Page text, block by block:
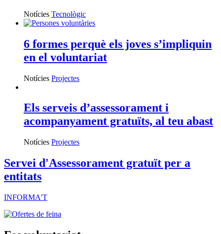
Notícies Tecnològic
6 formes perquè els joves s’impliquin
en el voluntariat
Notícies Projectes
Els serveis d’assessorament i
acompanyament gratuïts, al teu abast
Notícies Projectes
Servei d'Assessorament gratuït per a
entitats
INFORMA'T